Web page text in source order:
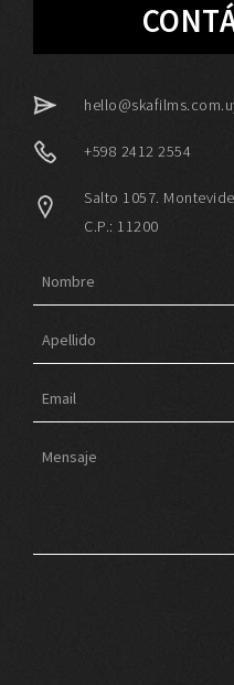
+598 2412 2554
Salto 1057.
C.P.: 11200